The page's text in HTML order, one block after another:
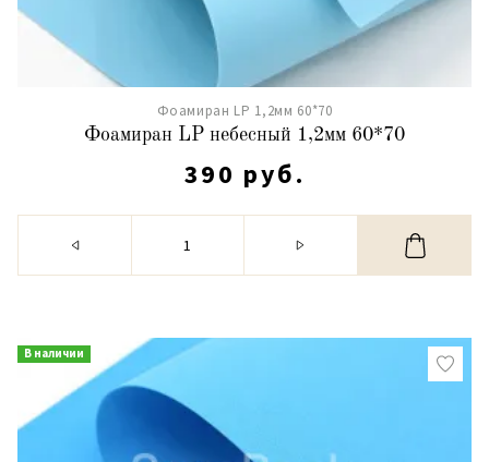
Фоамиран LP 1,2мм 60*70
Фоамиран LP небесный 1,2мм 60*70
390 руб.
В наличии